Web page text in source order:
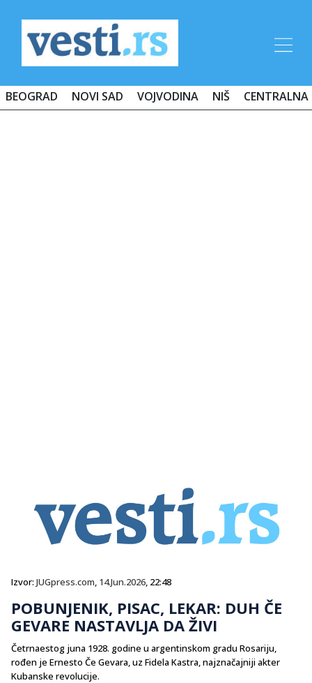
BEOGRAD NOVI SAD VOJVODINA NIŠ CENTRALNA
Izvor: JUGpress.com, 14.Jun.2026, 22:48
POBUNJENIK, PISAC, LEKAR: DUH ČE
GEVARE NASTAVLJA DA ŽIVI
Četrnaestog juna 1928. godine u argentinskom gradu Rosariju,
rođen je Ernesto Če Gevara, uz Fidela Kastra, najznačajniji akter
Kubanske revolucije.